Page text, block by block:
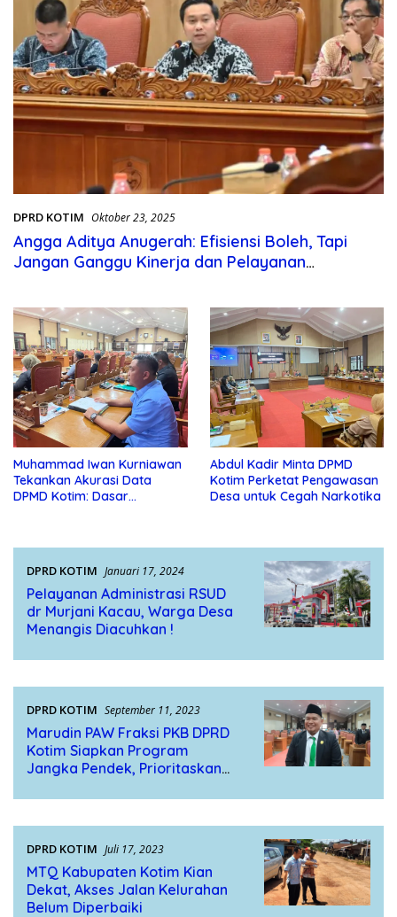
DPRD KOTIM Oktober 23, 2025
Angga Aditya Anugerah: Efisiensi Boleh, Tapi
Jangan Ganggu Kinerja dan Pelayanan
Muhammad Iwan Kurniawan
Tekankan Akurasi Data
DPMD Kotim: Dasar
Abdul Kadir Minta DPMD
Kotim Perketat Pengawasan
Desa untuk Cegah Narkotika
DPRD KOTIM Januari 17, 2024
Pelayanan Administrasi RSUD
dr Murjani Kacau, Warga Desa
Menangis Diacuhkan !
DPRD KOTIM September 11, 2023
Marudin PAW Fraksi PKB DPRD
Kotim Siapkan Program
Jangka Pendek, Prioritaskan
DPRD KOTIM Juli 17, 2023
MTQ Kabupaten Kotim Kian
Dekat, Akses Jalan Kelurahan
Belum Diperbaiki